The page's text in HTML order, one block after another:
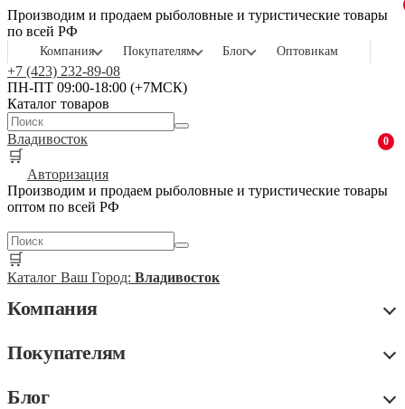
Производим и продаем рыболовные и туристические товары
по всей РФ
Компания Покупателям Блог Оптовикам
+7 (423) 232-89-08
ПН-ПТ 09:00-18:00 (+7МСК)
Каталог товаров
Владивосток
🛒
0
Авторизация
Производим и продаем рыболовные и туристические товары
оптом по всей РФ
🛒
Каталог Ваш Город: Владивосток
Компания
Покупателям
Блог